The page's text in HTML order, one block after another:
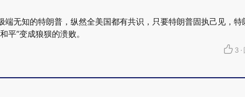
端无知的特朗普，纵然全美国都有共识，只要特朗普固执己见，特
平”变成狼狈的溃败。
3 ·